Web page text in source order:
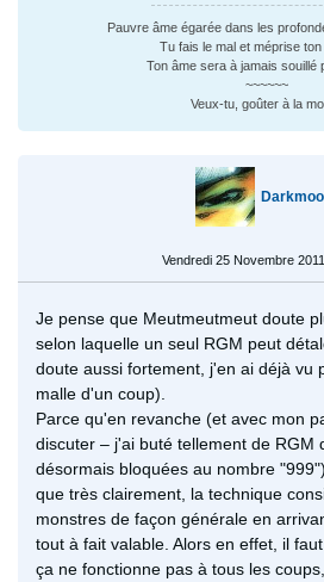
Pauvre âme égarée dans les
Tu fais le mal et méprise
Ton âme sera à jamais souillé
~~~~~~
Veux-tu, goûter à la
Vendredi 25 Novembre
Je pense que Meutmeutmeut doute
selon laquelle un seul RGM peut
doute aussi fortement, j'en ai déjà vu
malle d'un coup).
Parce qu'en revanche (et avec mon
discuter – j'ai buté tellement de RGM
désormais bloquées au nombre
que très clairement, la technique
monstres de façon générale en
tout à fait valable. Alors en effet, il
ça ne fonctionne pas à tous les